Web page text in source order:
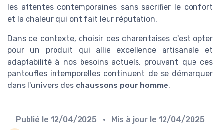
les attentes contemporaines sans sacrifier le confort
et la chaleur qui ont fait leur réputation.
Dans ce contexte, choisir des charentaises c'est opter
pour un produit qui allie excellence artisanale et
adaptabilité à nos besoins actuels, prouvant que ces
pantoufles intemporelles continuent de se démarquer
dans l'univers des chaussons pour homme.
Publié le 12/04/2025 • Mis à jour le 12/04/2025